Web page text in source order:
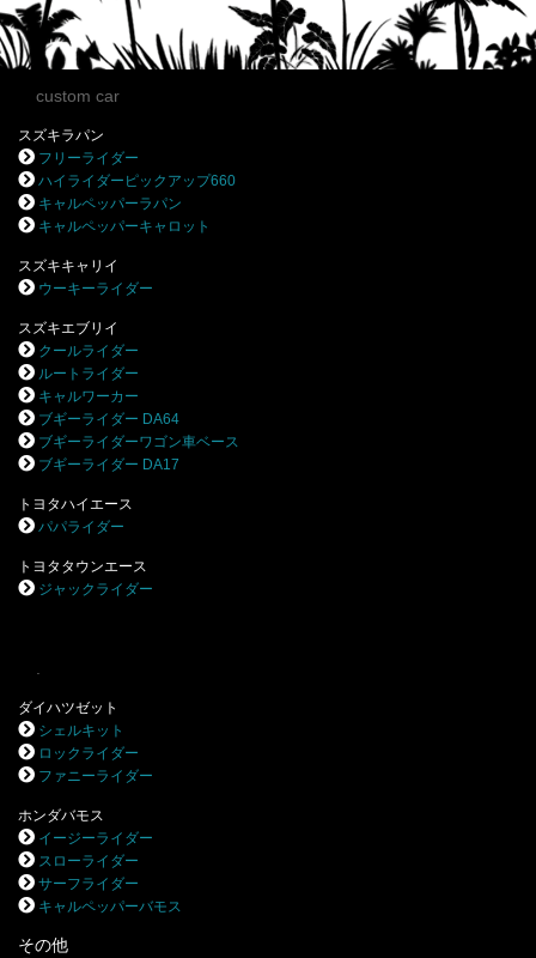
custom car
スズキラパン
フリーライダー
ハイライダーピックアップ660
キャルペッパーラパン
キャルペッパーキャロット
スズキキャリイ
ウーキーライダー
スズキエブリイ
クールライダー
ルートライダー
キャルワーカー
ブギーライダー DA64
ブギーライダーワゴン車ベース
ブギーライダー DA17
トヨタハイエース
パパライダー
トヨタタウンエース
ジャックライダー
ダイハツゼット
シェルキット
ロックライダー
ファニーライダー
ホンダバモス
イージーライダー
スローライダー
サーフライダー
キャルペッパーバモス
その他